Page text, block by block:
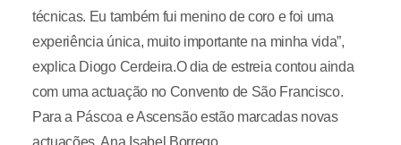
técnicas. Eu também fui menino de coro e foi uma
experiência única, muito importante na minha vida”,
explica Diogo Cerdeira.O dia de estreia contou ainda
com uma actuação no Convento de São Francisco.
Para a Páscoa e Ascensão estão marcadas novas
actuações. Ana Isabel Borrego